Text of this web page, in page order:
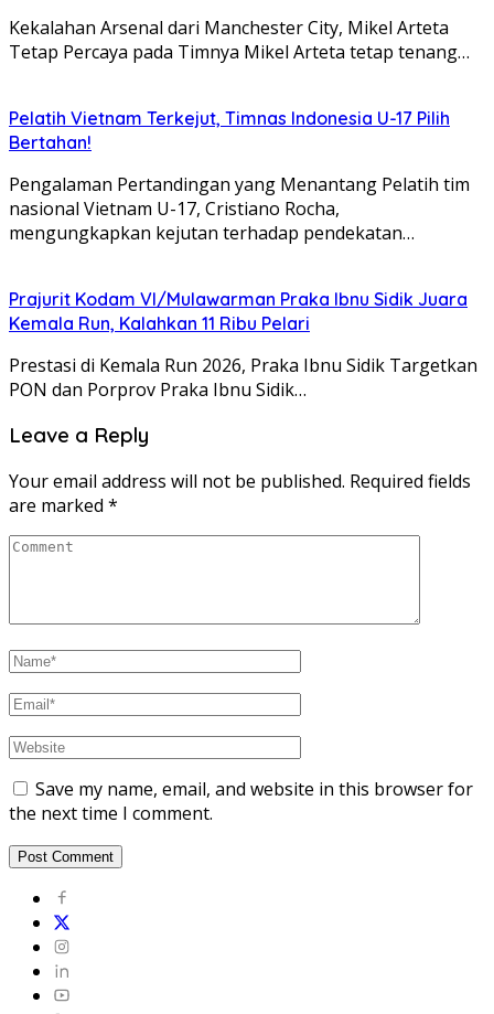
Kekalahan Arsenal dari Manchester City, Mikel Arteta
Tetap Percaya pada Timnya Mikel Arteta tetap tenang…
Pelatih Vietnam Terkejut, Timnas Indonesia U-17 Pilih
Bertahan!
Pengalaman Pertandingan yang Menantang Pelatih tim
nasional Vietnam U-17, Cristiano Rocha,
mengungkapkan kejutan terhadap pendekatan…
Prajurit Kodam VI/Mulawarman Praka Ibnu Sidik Juara
Kemala Run, Kalahkan 11 Ribu Pelari
Prestasi di Kemala Run 2026, Praka Ibnu Sidik Targetkan
PON dan Porprov Praka Ibnu Sidik…
Leave a Reply
Your email address will not be published. Required fields
are marked *
Save my name, email, and website in this browser for
the next time I comment.